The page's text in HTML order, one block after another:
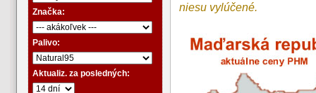
Značka:
Palivo:
Aktualiz. za posledných:
niesu vylúčené.